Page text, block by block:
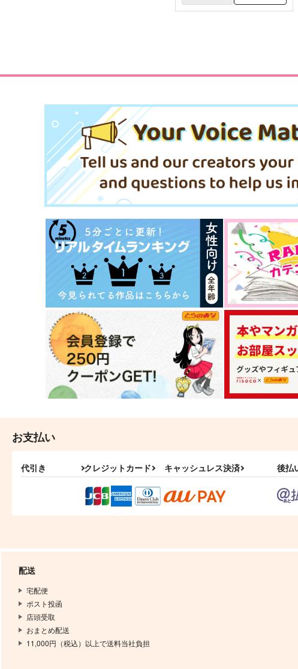
お支払い
代引き クレジットカード キャッシュレス決済 後払
配送
宅配便
ポスト投函
店頭受取
おまとめ配送
11,000円（税込）以上で送料当社負担